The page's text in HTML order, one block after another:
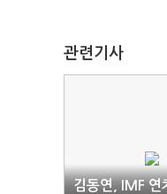
관련기사
김동연, IMF 연